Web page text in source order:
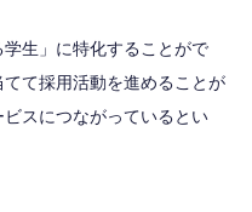
生」に特化することがで
て採用活動を進めることが
スにつながっているとい